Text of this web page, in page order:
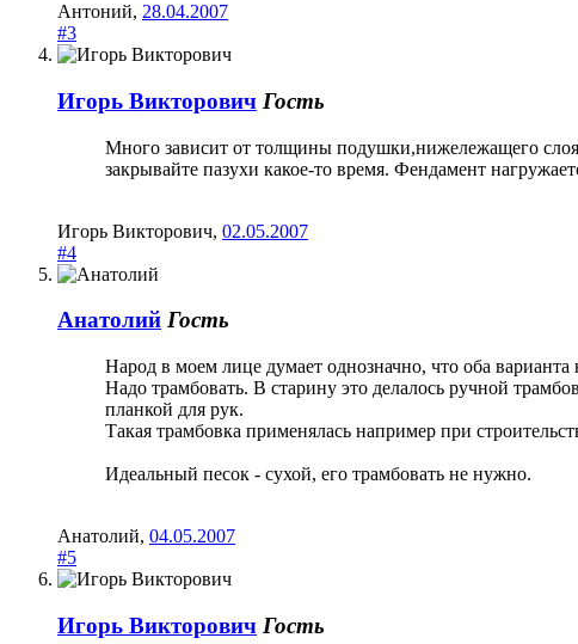
Антоний, 28.04.2007
#3
Игорь Викторович Гость
Много зависит от толщины подушки,нижележащего
закрывайте пазухи какое-то время. Фендамент
Игорь Викторович, 02.05.2007
#4
Анатолий Гость
Народ в моем лице думает однозначно, что оба
Надо трамбовать. В старину это делалось ручной
планкой для рук.
Такая трамбовка применялась например при
Идеальный песок - сухой, его трамбовать не нужно.
Анатолий, 04.05.2007
#5
Игорь Викторович Гость